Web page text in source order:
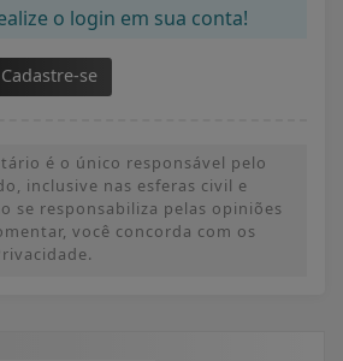
o login em sua conta!
Cadastre-se
é o único responsável pelo
inclusive nas esferas civil e
se responsabiliza pelas opiniões
você concorda com os